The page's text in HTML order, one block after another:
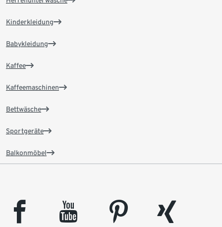
Kinderkleidung
Babykleidung
Kaffee
Kaffeemaschinen
Bettwäsche
Sportgeräte
Balkonmöbel
facebook youtube pinterest
xing